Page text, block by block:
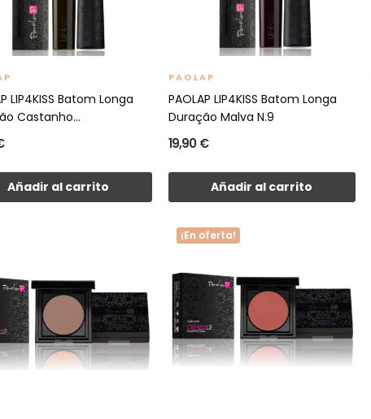
LIP4KISS Batom Longa
Castanho...
Añadir al carrito
PAOLAP
PAOLAP LIP4KISS Batom Longa
Duração Malva N.9
19,90 €
Añadir al carrito
¡En oferta!